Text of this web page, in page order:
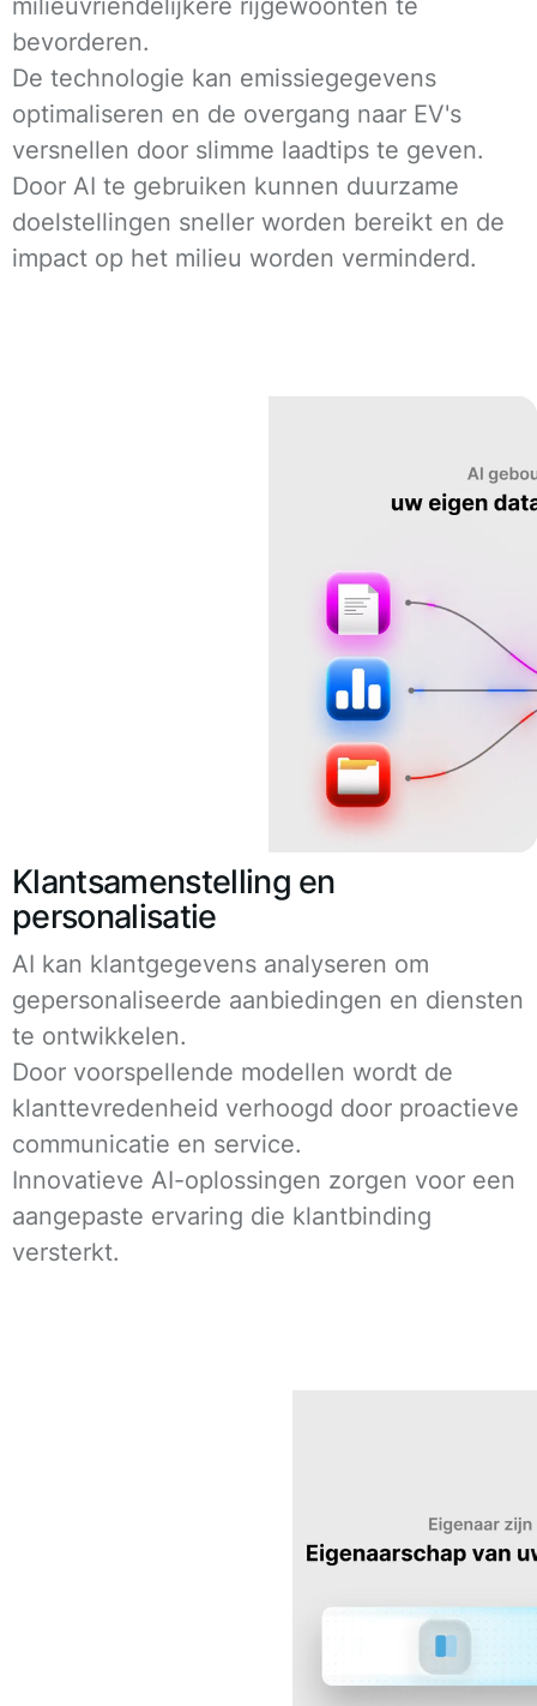
bevorderen.
De technologie kan emissiegegevens
optimaliseren en de overgang naar EV's
versnellen door slimme laadtips te geven.
Door AI te gebruiken kunnen duurzame
doelstellingen sneller worden bereikt en de
impact op het milieu worden verminderd.
Klantsamenstelling en
personalisatie
AI kan klantgegevens analyseren om
gepersonaliseerde aanbiedingen en diensten
te ontwikkelen.
Door voorspellende modellen wordt de
klanttevredenheid verhoogd door proactieve
communicatie en service.
Innovatieve AI-oplossingen zorgen voor een
aangepaste ervaring die klantbinding
versterkt.